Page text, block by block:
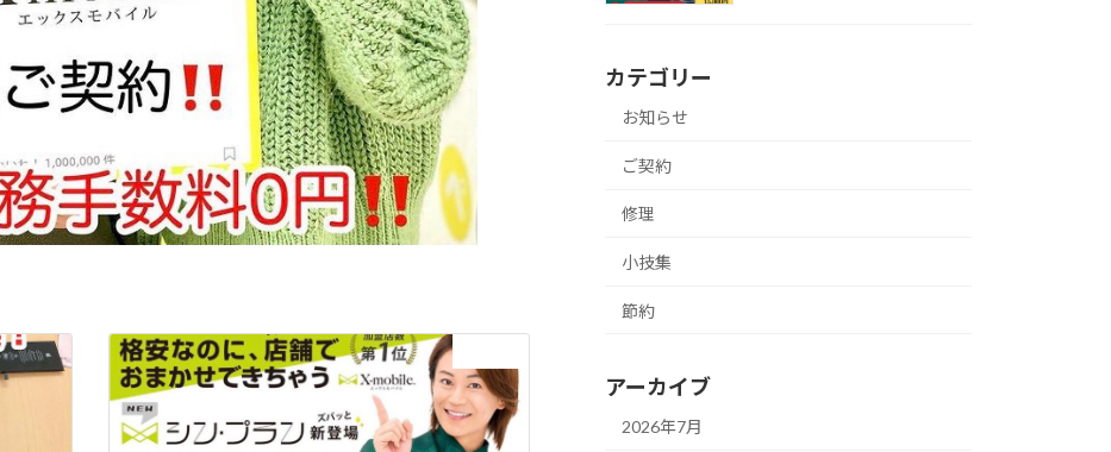
カテゴリー
お知らせ
ご契約
修理
小技集
節約
アーカイブ
2026年7月